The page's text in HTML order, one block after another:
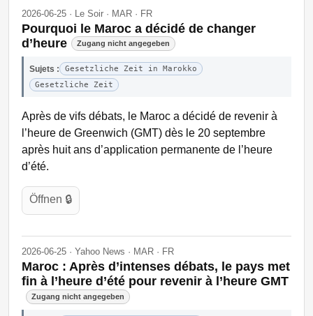
2026-06-25 · Le Soir · MAR · FR
Pourquoi le Maroc a décidé de changer
d’heure
Zugang nicht angegeben
Sujets :
Gesetzliche Zeit in Marokko
Gesetzliche Zeit
Après de vifs débats, le Maroc a décidé de revenir à
l’heure de Greenwich (GMT) dès le 20 septembre
après huit ans d’application permanente de l’heure
d’été.
Öffnen 🔒
2026-06-25 · Yahoo News · MAR · FR
Maroc : Après d’intenses débats, le pays met
fin à l’heure d’été pour revenir à l’heure GMT
Zugang nicht angegeben